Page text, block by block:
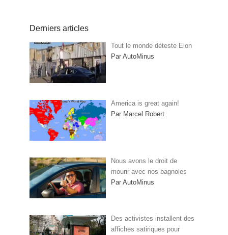
Derniers articles
Tout le monde déteste Elon
Par AutoMinus
America is great again!
Par Marcel Robert
Nous avons le droit de
mourir avec nos bagnoles
Par AutoMinus
Des activistes installent des
affiches satiriques pour